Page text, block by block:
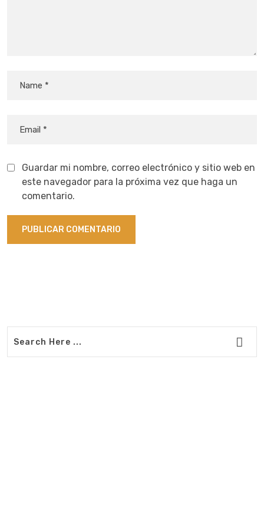
Guardar mi nombre, correo electrónico y sitio web en
este navegador para la próxima vez que haga un
comentario.